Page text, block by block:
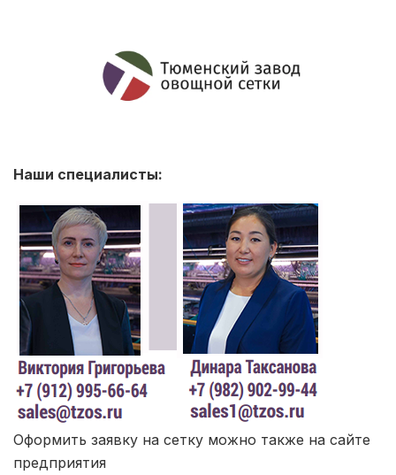
Наши специалисты:
Оформить заявку на сетку можно также на сайте
предприятия